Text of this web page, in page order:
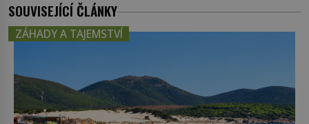
SOUVISEJÍCÍ ČLÁNKY
ZÁHADY A TAJEMSTVÍ